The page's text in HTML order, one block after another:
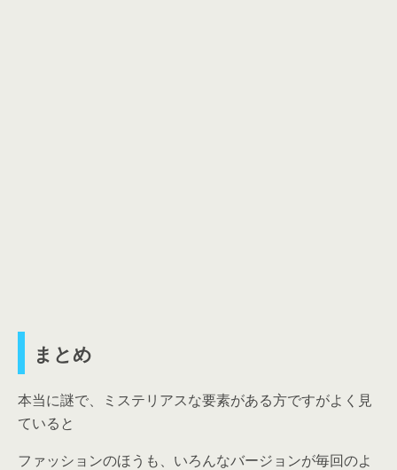
まとめ
本当に謎で、ミステリアスな要素がある方ですがよく見
ていると
ファッションのほうも、いろんなバージョンが毎回のよ